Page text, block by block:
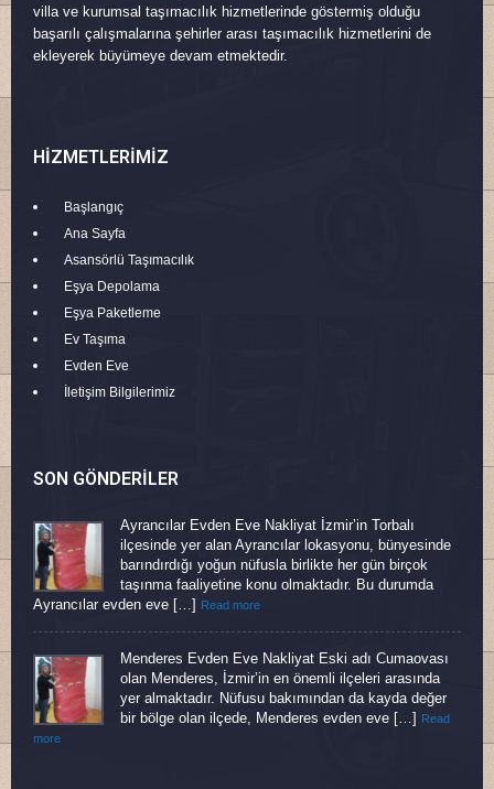
villa ve kurumsal taşımacılık hizmetlerinde göstermiş olduğu
başarılı çalışmalarına şehirler arası taşımacılık hizmetlerini de
ekleyerek büyümeye devam etmektedir.
HIZMETLERIMIZ
Başlangıç
Ana Sayfa
Asansörlü Taşımacılık
Eşya Depolama
Eşya Paketleme
Ev Taşıma
Evden Eve
İletişim Bilgilerimiz
SON GÖNDERILER
Ayrancılar Evden Eve Nakliyat İzmir’in Torbalı
ilçesinde yer alan Ayrancılar lokasyonu, bünyesinde
barındırdığı yoğun nüfusla birlikte her gün birçok
taşınma faaliyetine konu olmaktadır. Bu durumda
Ayrancılar evden eve […]
Read more
Menderes Evden Eve Nakliyat Eski adı Cumaovası
olan Menderes, İzmir’in en önemli ilçeleri arasında
yer almaktadır. Nüfusu bakımından da kayda değer
bir bölge olan ilçede, Menderes evden eve […]
Read
more